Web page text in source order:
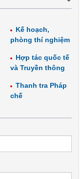
Kế hoạch,
phòng thí nghiệm
Hợp tác quốc tế
và Truyền thông
Thanh tra Pháp
chế